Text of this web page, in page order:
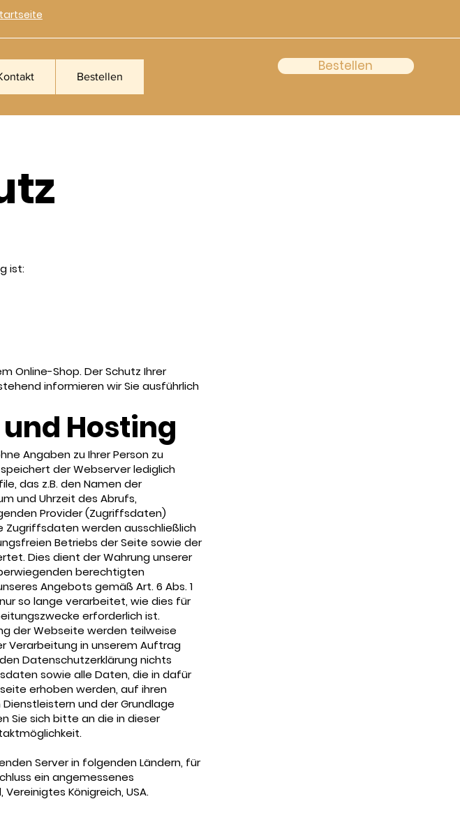
Bestellen
Bestellen
ist:
Online-Shop. Der Schutz Ihrer
informieren wir Sie ausführlich
Hosting
Angaben zu Ihrer Person zu
der Webserver lediglich
das z.B. den Namen der
und Uhrzeit des Abrufs,
Provider (Zugriffsdaten)
werden ausschließlich
Betriebs der Seite sowie der
Dies dient der Wahrung unserer
berechtigten
Angebots gemäß Art. 6 Abs. 1
so lange verarbeitet, wie dies für
erforderlich ist.
der Webseite werden teilweise
Verarbeitung in unserem Auftrag
Datenschutzerklärung nichts
sowie alle Daten, die in dafür
erhoben werden, auf ihren
und der Grundlage
Sie sich bitte an die in dieser
Server in folgenden Ländern, für
ein angemessenes
Königreich, USA.